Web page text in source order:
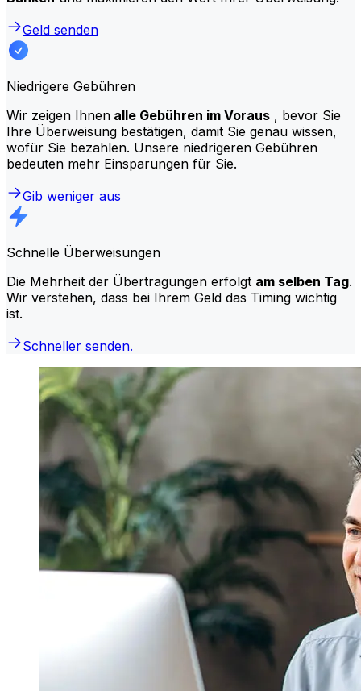
Geld senden
Niedrigere Gebühren
Wir zeigen Ihnen alle Gebühren im Voraus , bevor Sie
Ihre Überweisung bestätigen, damit Sie genau wissen,
wofür Sie bezahlen. Unsere niedrigeren Gebühren
bedeuten mehr Einsparungen für Sie.
Gib weniger aus
Schnelle Überweisungen
Die Mehrheit der Übertragungen erfolgt am selben Tag.
Wir verstehen, dass bei Ihrem Geld das Timing wichtig
ist.
Schneller senden.